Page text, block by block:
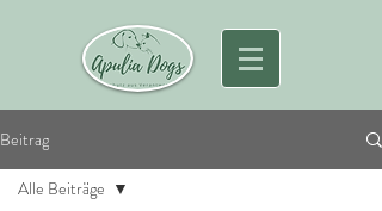
Beitrag
Alle Beiträge